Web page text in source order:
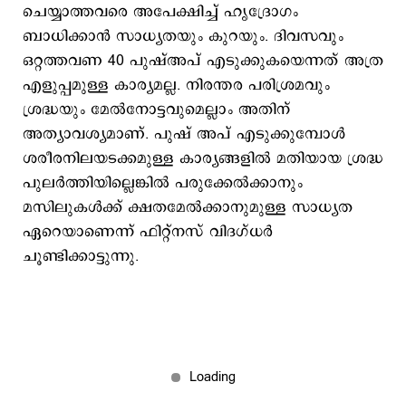
ചെയ്യാത്തവരെ അപേക്ഷിച്ച് ഹൃദ്രോഗം
ബാധിക്കാന്‍ സാധ്യതയും കുറയും. ദിവസവും
ഒറ്റത്തവണ 40 പുഷ്അപ് എടുക്കുകയെന്നത് അത്ര
എളുപ്പമുള്ള കാര്യമല്ല. നിരന്തര പരിശ്രമവും
ശ്രദ്ധയും മേല്‍നോട്ടവുമെല്ലാം അതിന്
അത്യാവശ്യമാണ്. പുഷ് അപ് എടുക്കുമ്പോള്‍
ശരീരനിലയടക്കമുള്ള കാര്യങ്ങളില്‍ മതിയായ ശ്രദ്ധ
പുലര്‍ത്തിയില്ലെങ്കില്‍ പരുക്കേല്‍ക്കാനും
മസിലുകള്‍ക്ക് ക്ഷതമേല്‍ക്കാനുമുള്ള സാധ്യത
ഏറെയാണെന്ന് ഫിറ്റ്നസ് വിദഗ്ധര്‍
ചൂണ്ടിക്കാട്ടുന്നു.